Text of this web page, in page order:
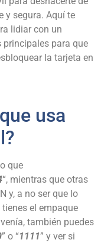
y segura. Aquí te
lidiar con un
principales para que
la tarjeta en
usa
que
“, mientras que otras
y, a no ser que lo
el empaque
también puedes
” o “1111” y ver si